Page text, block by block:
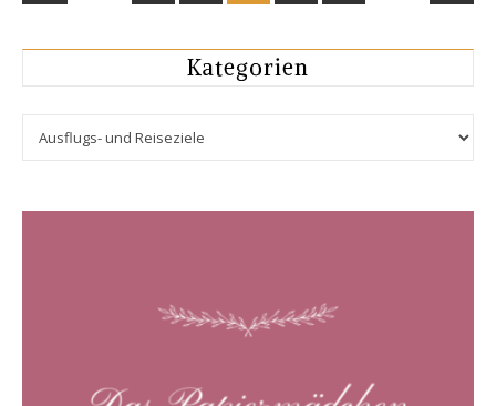
Kategorien
Kategorien